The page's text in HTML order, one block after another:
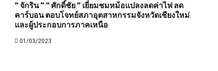
“ จักริน ” “ ศักดิ์ชัย ” เยี่ยมชมหม้อแปลงลดค่าไฟ ลด
คาร์บอน ตอบโจทย์สภาอุตสาหกรรมจังหวัดเชียงใหม่
และผู้ประกอบการภาคเหนือ
01/03/2023